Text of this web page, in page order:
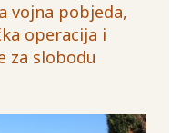
vojna pobjeda,
operacija i
za slobodu